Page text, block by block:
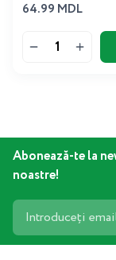
64.99 MDL
Abonează-te la
noastre!